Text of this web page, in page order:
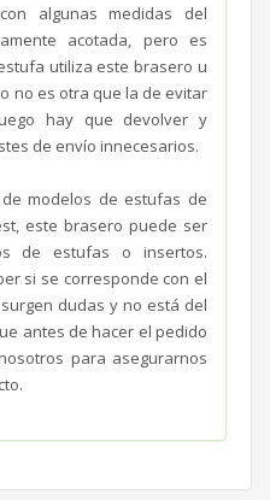
algunas medidas del
acotada, pero es
utiliza este brasero u
no es otra que la de evitar
hay que devolver y
de envío innecesarios.
modelos de estufas de
este brasero puede ser
de estufas o insertos.
si se corresponde con el
dudas y no está del
antes de hacer el pedido
para asegurarnos